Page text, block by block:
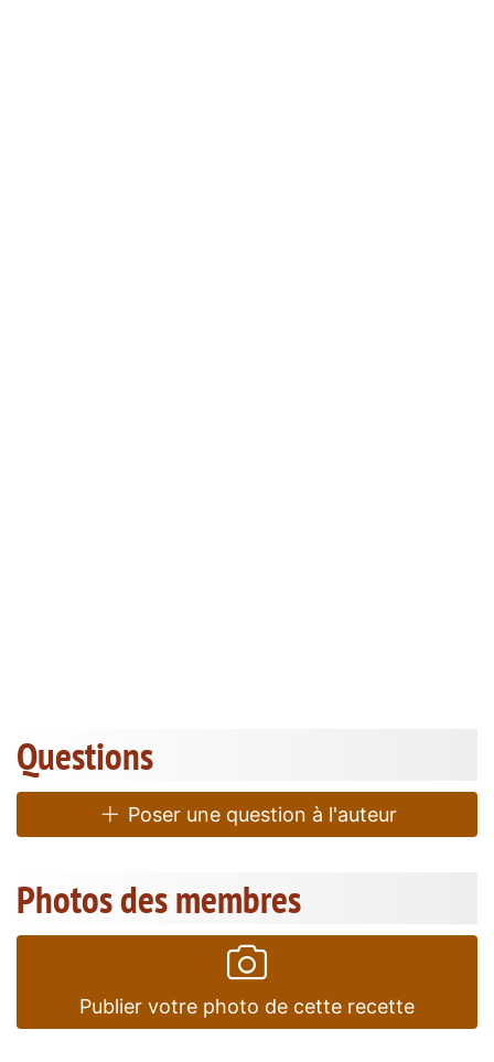
Questions
Poser une question à l'auteur
Photos des membres
Publier votre photo de cette recette